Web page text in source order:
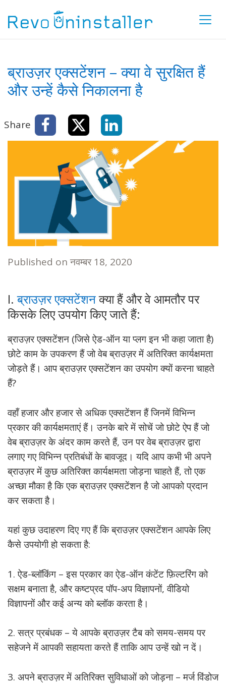
ब्राउज़र एक्सटेंशन – क्या वे सुरक्षित हैं
और उन्हें कैसे निकालना है
Share
Published on नवम्बर 18, 2020
I.ब्राउज़र एक्सटेंशनक्या हैं और वे आमतौर पर
किसके लिए उपयोग किए जाते हैं:
ब्राउज़र एक्सटेंशन (जिसे ऐड-ऑन या प्लग इन भी कहा जाता है)
छोटे काम के उपकरण हैं जो वेब ब्राउज़र में अतिरिक्त कार्यक्षमता
जोड़ते हैं। आप ब्राउज़र एक्सटेंशन का उपयोग क्यों करना चाहते
हैं?
वहाँ हजार और हजार से अधिक एक्सटेंशन हैं जिनमें विभिन्न
प्रकार की कार्यक्षमताएं हैं। उनके बारे में सोचें जो छोटे ऐप हैं जो
वेब ब्राउज़र के अंदर काम करते हैं, उन पर वेब ब्राउज़र द्वारा
लगाए गए विभिन्न प्रतिबंधों के बावजूद। यदि आप कभी भी अपने
ब्राउज़र में कुछ अतिरिक्त कार्यक्षमता जोड़ना चाहते हैं, तो एक
अच्छा मौका है कि एक ब्राउज़र एक्सटेंशन है जो आपको प्रदान
कर सकता है।
यहां कुछ उदाहरण दिए गए हैं कि ब्राउज़र एक्सटेंशन आपके लिए
कैसे उपयोगी हो सकता है:
1. ऐड-ब्लॉकिंग – इस प्रकार का ऐड-ऑन कंटेंट फ़िल्टरिंग को
सक्षम बनाता है, और कष्टप्रद पॉप-अप विज्ञापनों, वीडियो
विज्ञापनों और कई अन्य को ब्लॉक करता है।
2. सत्र प्रबंधक – ये आपके ब्राउज़र टैब को समय-समय पर
सहेजने में आपकी सहायता करते हैं ताकि आप उन्हें खो न दें।
3. अपने ब्राउज़र में अतिरिक्त सुविधाओं को जोड़ना – मर्ज विंडोज